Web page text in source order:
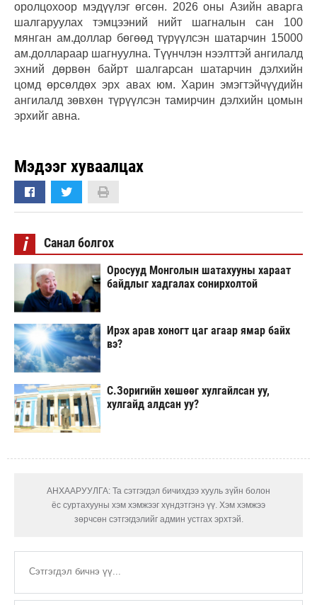
оролцохоор мэдүүлэг өгсөн. 2026 оны Азийн аварга
шалгаруулах тэмцээний нийт шагналын сан 100
мянган ам.доллар бөгөөд түрүүлсэн шатарчин 15000
ам.доллараар шагнуулна. Түүнчлэн нээлттэй ангилалд
эхний дөрвөн байрт шалгарсан шатарчин дэлхийн
цомд өрсөлдөх эрх авах юм. Харин эмэгтэйчүүдийн
ангилалд зөвхөн түрүүлсэн тамирчин дэлхийн цомын
эрхийг авна.
Мэдээг хуваалцах
i Санал болгох
Оросууд Монголын шатахууны хараат
байдлыг хадгалах сонирхолтой
Ирэх арав хоногт цаг агаар ямар байх
вэ?
С.Зоригийн хөшөөг хулгайлсан уу,
хулгайд алдсан уу?
АНХААРУУЛГА: Та сэтгэгдэл бичихдээ хууль зүйн болон
ёс суртахууны хэм хэмжээг хүндэтгэнэ үү. Хэм хэмжээ
зөрчсөн сэтгэгдэлийг админ устгах эрхтэй.